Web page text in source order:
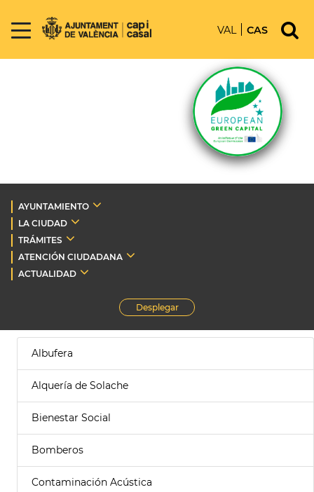
VAL CAS
AYUNTAMIENTO
LA CIUDAD
TRÁMITES
ATENCIÓN CIUDADANA
ACTUALIDAD
Desplegar
Albufera
Alquería de Solache
Bienestar Social
Bomberos
Contaminación Acústica